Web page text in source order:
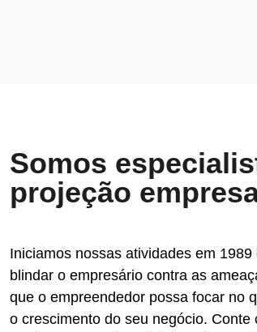
Somos
projeção
Iniciamos nossas atividades em
blindar o empresário contra as
que o empreendedor possa focar no
o crescimento do seu negócio. Conte